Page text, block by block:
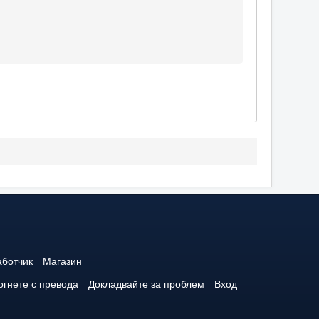
Магазин
с превода Докладвайте за проблем
Вход